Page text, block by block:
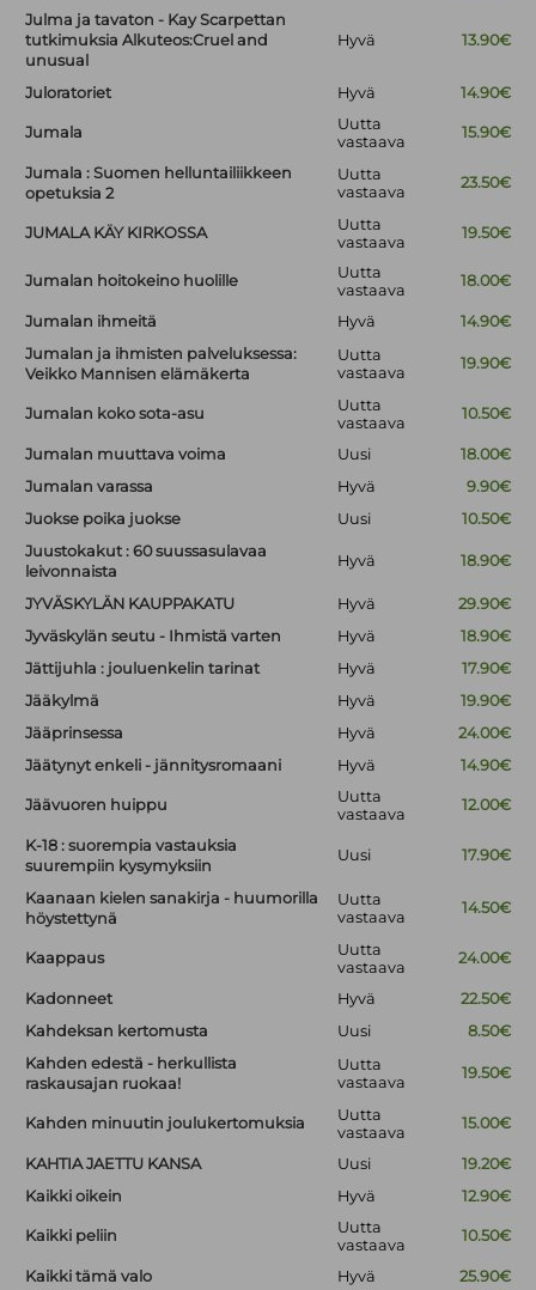
Julma ja tavaton - Kay Scarpettan
tutkimuksia Alkuteos:Cruel and
unusual
Hyvä 13.90€
Juloratoriet Hyvä 14.90€
Jumala
Uutta
vastaava
15.90€
Jumala : Suomen helluntailiikkeen
opetuksia 2
Uutta
vastaava
23.50€
JUMALA KÄY KIRKOSSA
Uutta
vastaava
19.50€
Jumalan hoitokeino huolille
Uutta
vastaava
18.00€
Jumalan ihmeitä Hyvä
14.90€
Jumalan ja ihmisten palveluksessa:
Veikko Mannisen elämäkerta
Uutta
vastaava
19.90€
Jumalan koko sota-asu
Uutta
vastaava
10.50€
Jumalan muuttava voima Uusi
18.00€
Jumalan varassa
Hyvä
9.90€
Juokse poika juokse
Uusi
10.50€
Juustokakut : 60 suussasulavaa
leivonnaista
Hyvä 18.90€
JYVÄSKYLÄN KAUPPAKATU Hyvä
29.90€
Jyväskylän seutu - Ihmistä varten
Hyvä
18.90€
Jättijuhla : jouluenkelin tarinat
Hyvä
17.90€
Jääkylmä
Hyvä
19.90€
Jääprinsessa
Hyvä
24.00€
Jäätynyt enkeli - jännitysromaani
Hyvä 14.90€
Jäävuoren huippu
Uutta
vastaava
12.00€
K-18 : suorempia vastauksia
suurempiin kysymyksiin
Uusi 17.90€
Kaanaan kielen sanakirja - huumorilla
höystettynä
Uutta
vastaava
14.50€
Kaappaus
Uutta
vastaava
24.00€
Kadonneet Hyvä
22.50€
Kahdeksan kertomusta
Uusi
8.50€
Kahden edestä - herkullista
raskausajan ruokaa!
Uutta
vastaava
19.50€
Kahden minuutin joulukertomuksia
Uutta
vastaava
15.00€
KAHTIA JAETTU KANSA Uusi
19.20€
Kaikki oikein
Hyvä 12.90€
Kaikki peliin
Uutta
vastaava
10.50€
Kaikki tämä valo Hyvä 25.90€